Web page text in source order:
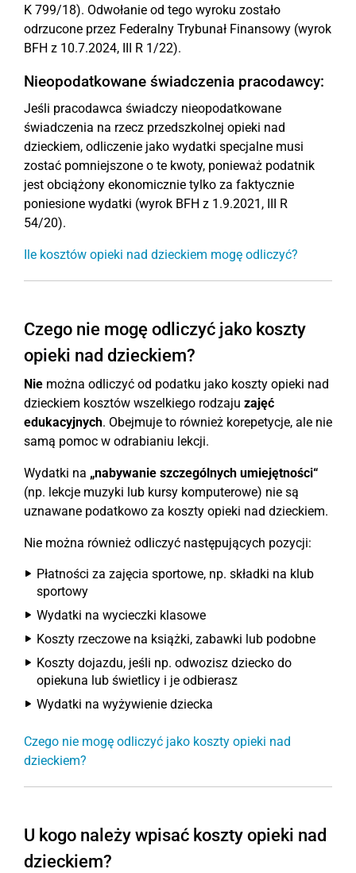
K 799/18). Odwołanie od tego wyroku zostało
odrzucone przez Federalny Trybunał Finansowy (wyrok
BFH z 10.7.2024, III R 1/22).
Nieopodatkowane świadczenia pracodawcy:
Jeśli pracodawca świadczy nieopodatkowane
świadczenia na rzecz przedszkolnej opieki nad
dzieckiem, odliczenie jako wydatki specjalne musi
zostać pomniejszone o te kwoty, ponieważ podatnik
jest obciążony ekonomicznie tylko za faktycznie
poniesione wydatki (wyrok BFH z 1.9.2021, III R
54/20).
Ile kosztów opieki nad dzieckiem mogę odliczyć?
Czego nie mogę odliczyć jako koszty
opieki nad dzieckiem?
Nie można odliczyć od podatku jako koszty opieki nad
dzieckiem kosztów wszelkiego rodzaju zajęć
edukacyjnych. Obejmuje to również korepetycje, ale nie
samą pomoc w odrabianiu lekcji.
Wydatki na „nabywanie szczególnych umiejętności“
(np. lekcje muzyki lub kursy komputerowe) nie są
uznawane podatkowo za koszty opieki nad dzieckiem.
Nie można również odliczyć następujących pozycji:
Płatności za zajęcia sportowe, np. składki na klub
sportowy
Wydatki na wycieczki klasowe
Koszty rzeczowe na książki, zabawki lub podobne
Koszty dojazdu, jeśli np. odwozisz dziecko do
opiekuna lub świetlicy i je odbierasz
Wydatki na wyżywienie dziecka
Czego nie mogę odliczyć jako koszty opieki nad
dzieckiem?
U kogo należy wpisać koszty opieki nad
dzieckiem?